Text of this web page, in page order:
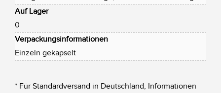
Auf Lager
0
Verpackungsinformationen
Einzeln gekapselt
* Für Standardversand in Deutschland, Informationen